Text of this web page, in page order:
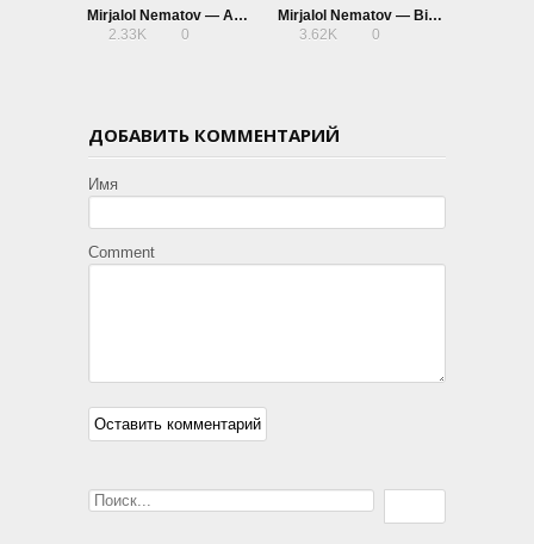
Mirjalol Nematov — Ay Yay Yay
2.33K
0
Mirjalol Nematov — Bir soniya qol
3.62K
0
ДОБАВИТЬ КОММЕНТАРИЙ
Имя
Comment